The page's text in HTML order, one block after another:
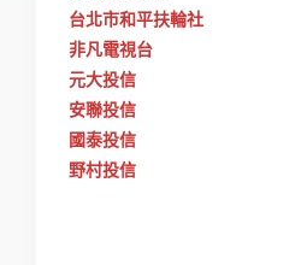
台北市和平扶輪社
非凡電視台
元大投信
安聯投信
國泰投信
野村投信